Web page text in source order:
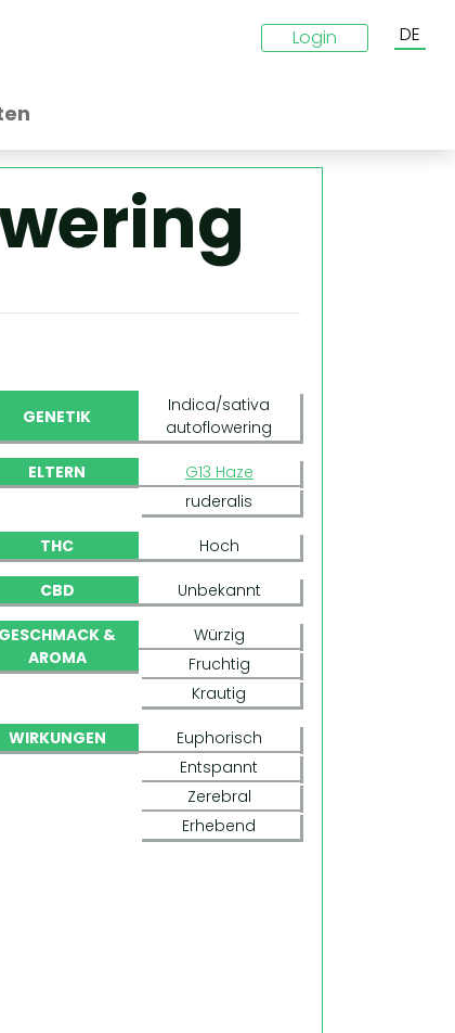
Login DE
GENETIK
Indica/sativa
autoflowering
ELTERN
G13 Haze
ruderalis
THC Hoch
CBD Unbekannt
GESCHMACK &
AROMA
Würzig
Fruchtig
Krautig
WIRKUNGEN
Euphorisch
Entspannt
Zerebral
Erhebend